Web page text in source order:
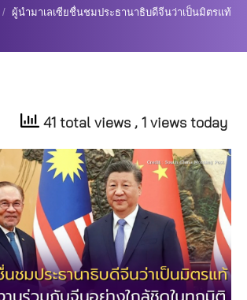
ผู้นำมาเลเซียชื่นชมประธานาธิบดีจีนว่าเป็นมิตรแท้
41 total views , 1 views today